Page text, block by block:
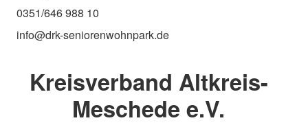
0351/646 988 10
info@drk-seniorenwohnpark.de
Kreisverband Altkreis-
Meschede e.V.